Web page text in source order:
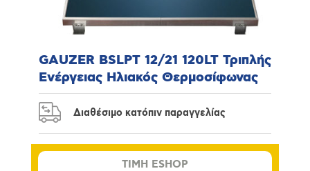
GAUZER BSLPT 12/21 120LT Τριπλής
Ενέργειας Ηλιακός Θερμοσίφωνας
Διαθέσιμο κατόπιν παραγγελίας
TIMH ESHOP